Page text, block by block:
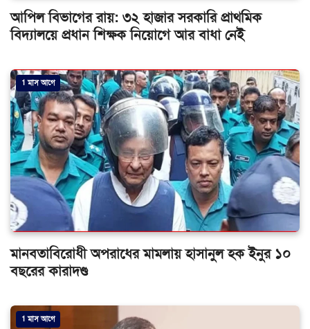
আপিল বিভাগের রায়: ৩২ হাজার সরকারি প্রাথমিক
বিদ্যালয়ে প্রধান শিক্ষক নিয়োগে আর বাধা নেই
1 মাস আগে
মানবতাবিরোধী অপরাধের মামলায় হাসানুল হক ইনুর ১০
বছরের কারাদণ্ড
1 মাস আগে